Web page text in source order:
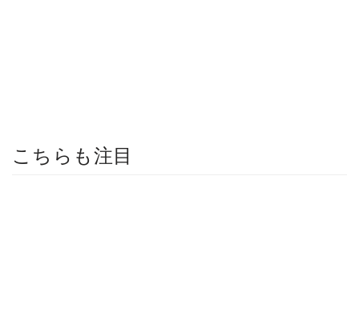
こちらも注目